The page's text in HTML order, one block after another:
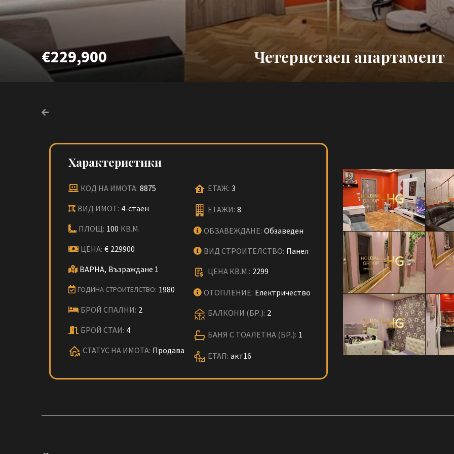
€229,900 Четеристаен апартамент
Характеристики
КОД НА ИМОТА: 8875
ВИД ИМОТ: 4-стаен
ПЛОЩ: 100 КВ.М.
ЦЕНА: € 229900
ВАРНА, Възраждане 1
ГОДИНА СТРОИТЕЛСТВО: 1980
БРОЙ СПАЛНИ: 2
БРОЙ СТАИ: 4
СТАТУС НА ИМОТА: Продава
ЕТАЖ: 3
ЕТАЖИ: 8
ОБЗАВЕЖДАНЕ: Обзаведен
ВИД СТРОИТЕЛСТВО: Панел
ЦЕНА КВ.М.: 2299
ОТОПЛЕНИЕ: Електричество
БАЛКОНИ (БР.): 2
БАНЯ С ТОАЛЕТНА (БР.): 1
ЕТАП: акт16